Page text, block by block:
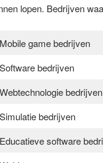
lopen. Bedrijven
Mobile game bedrijven
Software bedrijven
Webtechnologie bedrijven
Simulatie bedrijven
Educatieve software